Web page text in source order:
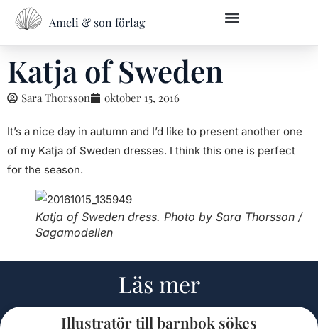
Ameli & son förlag
Katja of Sweden
Sara Thorsson oktober 15, 2016
It’s a nice day in autumn and I’d like to present another one
of my Katja of Sweden dresses. I think this one is perfect
for the season.
Katja of Sweden dress. Photo by Sara Thorsson /
Sagamodellen
Läs mer
Illustratör till barnbok sökes